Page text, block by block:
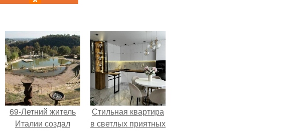
69-Летний житель
Италии создал
Стильная квартира
в светлых приятных